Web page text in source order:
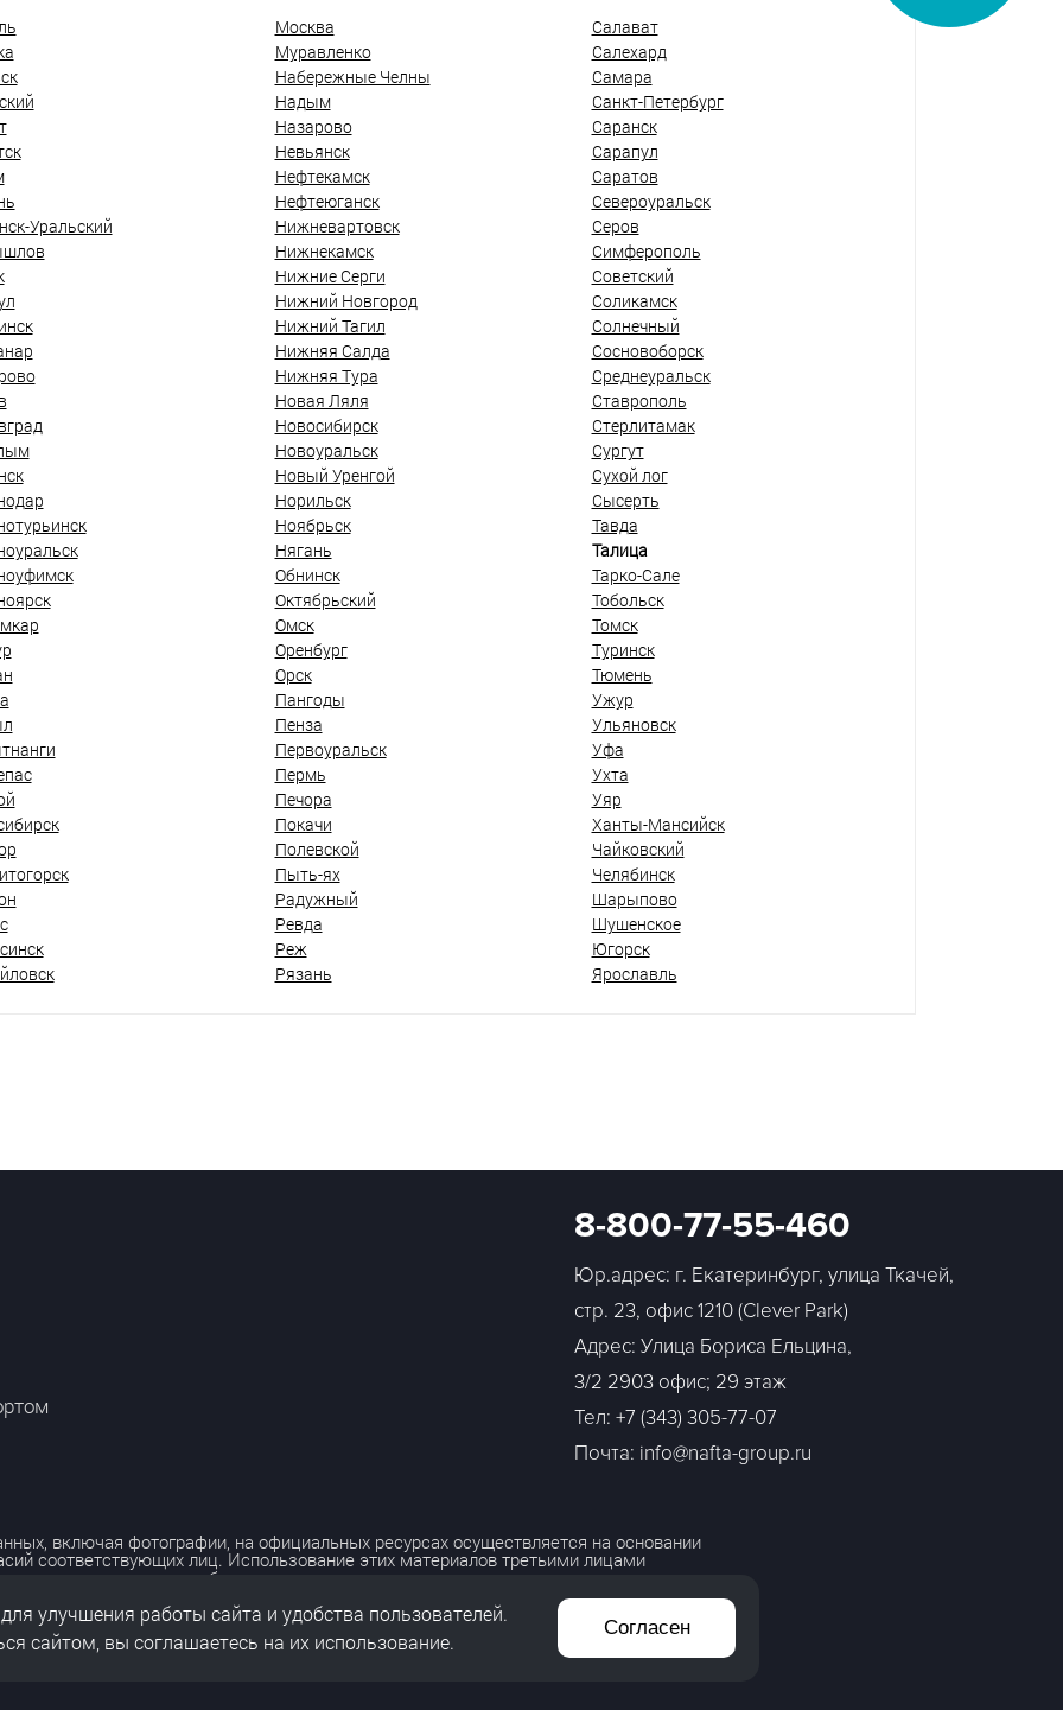
Уральский
Москва
Муравленко
Набережные Челны
Надым
Назарово
Невьянск
Нефтекамск
Нефтеюганск
Нижневартовск
Нижнекамск
Нижние Серги
Нижний Новгород
Нижний Тагил
Нижняя Салда
Нижняя Тура
Новая Ляля
Новосибирск
Новоуральск
Новый Уренгой
Норильск
Ноябрьск
Нягань
Обнинск
Октябрьский
Омск
Оренбург
Орск
Пангоды
Пенза
Первоуральск
Пермь
Печора
Покачи
Полевской
Пыть-ях
Радужный
Ревда
Реж
Рязань
Салават
Салехард
Самара
Санкт-Петербург
Саранск
Сарапул
Саратов
Североуральск
Серов
Симферополь
Советский
Соликамск
Солнечный
Сосновоборск
Среднеуральск
Ставрополь
Стерлитамак
Сургут
Сухой лог
Сысерть
Тавда
Талица
Тарко-Сале
Тобольск
Томск
Туринск
Тюмень
Ужур
Ульяновск
Уфа
Ухта
Уяр
Ханты-Мансийск
Чайковский
Челябинск
Шарыпово
Шушенское
Югорск
Ярославль
8-800-77-55-460
Юр.адрес: г. Екатеринбург, улица Ткачей,
стр. 23, офис 1210 (Clever Park)
Адрес: Улица Бориса Ельцина,
3/2 2903 офис; 29 этаж
Тел: +7 (343) 305-77-07
Почта: info@nafta-group.ru
включая фотографии, на официальных ресурсах осуществляется на основании
соответствующих лиц. Использование этих материалов третьими лицами
с разрешения правообладателя.
данных
данных
улучшения работы сайта и удобства пользователей.
сайтом, вы соглашаетесь на их использование.
Согласен